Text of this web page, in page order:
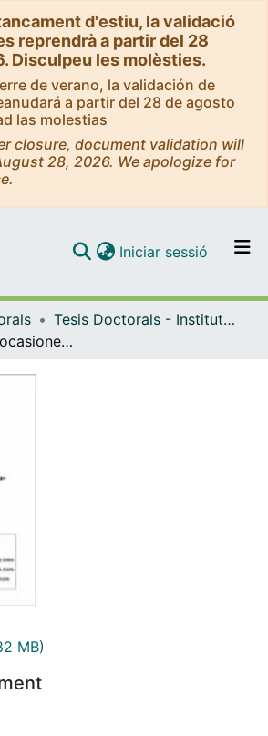
d'estiu, la validació
reprendrà a partir del 28
Disculpeu les molèsties.
de verano, la validación de
a partir del 28 de agosto
las molestias
closure, document validation will
28, 2026. We apologize for
Navega per tot el DD
Iniciar sessió (current)
Tesis Doctorals - Institut Nacional d'Educació Física de Catalunya (INEFC) - Barcelona
Estudio de las ocasiones de gol en La Liga durante la temporada 2019/2020
MB)